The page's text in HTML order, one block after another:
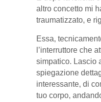
altro concetto mi
traumatizzato, e
Essa,
l’interruttore che
simpatico. Lascio
spiegazione
interessante, di
tuo corpo,